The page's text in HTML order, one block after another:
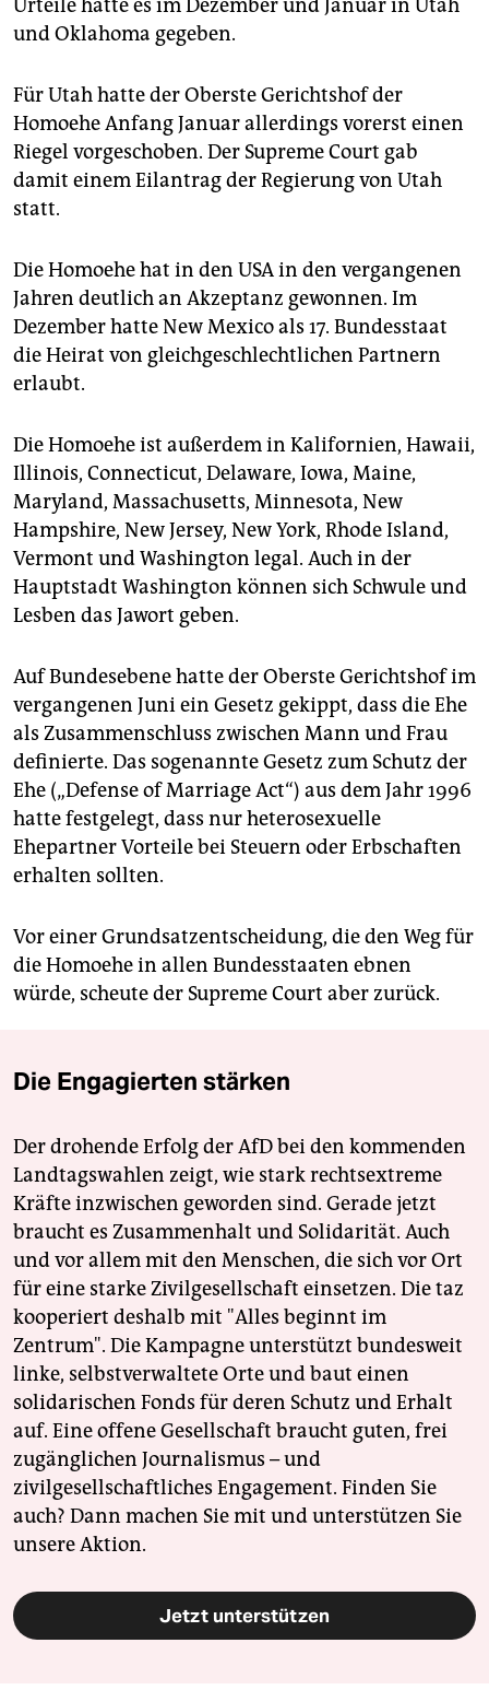
Urteile hatte es im Dezember und Januar in Utah
und Oklahoma gegeben.
Für Utah hatte der Oberste Gerichtshof der
Homoehe Anfang Januar allerdings vorerst einen
Riegel vorgeschoben. Der Supreme Court gab
damit einem Eilantrag der Regierung von Utah
statt.
Die Homoehe hat in den USA in den vergangenen
Jahren deutlich an Akzeptanz gewonnen. Im
Dezember hatte New Mexico als 17. Bundesstaat
die Heirat von gleichgeschlechtlichen Partnern
erlaubt.
Die Homoehe ist außerdem in Kalifornien, Hawaii,
Illinois, Connecticut, Delaware, Iowa, Maine,
Maryland, Massachusetts, Minnesota, New
Hampshire, New Jersey, New York, Rhode Island,
Vermont und Washington legal. Auch in der
Hauptstadt Washington können sich Schwule und
Lesben das Jawort geben.
Auf Bundesebene hatte der Oberste Gerichtshof im
vergangenen Juni ein Gesetz gekippt, dass die Ehe
als Zusammenschluss zwischen Mann und Frau
definierte. Das sogenannte Gesetz zum Schutz der
Ehe („Defense of Marriage Act“) aus dem Jahr 1996
hatte festgelegt, dass nur heterosexuelle
Ehepartner Vorteile bei Steuern oder Erbschaften
erhalten sollten.
Vor einer Grundsatzentscheidung, die den Weg für
die Homoehe in allen Bundesstaaten ebnen
würde, scheute der Supreme Court aber zurück.
Die Engagierten stärken
Der drohende Erfolg der AfD bei den kommenden
Landtagswahlen zeigt, wie stark rechtsextreme
Kräfte inzwischen geworden sind. Gerade jetzt
braucht es Zusammenhalt und Solidarität. Auch
und vor allem mit den Menschen, die sich vor Ort
für eine starke Zivilgesellschaft einsetzen. Die taz
kooperiert deshalb mit "Alles beginnt im
Zentrum". Die Kampagne unterstützt bundesweit
linke, selbstverwaltete Orte und baut einen
solidarischen Fonds für deren Schutz und Erhalt
auf. Eine offene Gesellschaft braucht guten, frei
zugänglichen Journalismus – und
zivilgesellschaftliches Engagement. Finden Sie
auch? Dann machen Sie mit und unterstützen Sie
unsere Aktion.
Jetzt unterstützen